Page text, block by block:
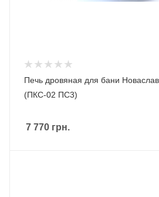
Печь дровяная для бани
(ПКС-02 ПС3)
7 770 грн.